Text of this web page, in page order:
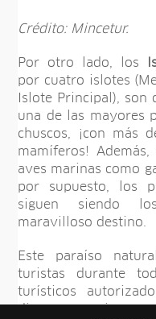
Crédito: Mincetur.
Por otro lado, los
por cuatro islotes
Islote Principal), son
una de las mayores
chuscos, ¡con más
mamíferos!
aves marinas como
por supuesto, los
siguen siendo
maravilloso destino.
Este paraíso
turistas durante
turísticos
diversas opciones